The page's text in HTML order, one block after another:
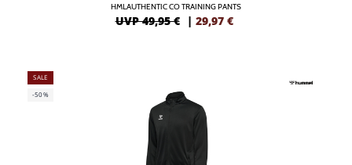
HMLAUTHENTIC CO TRAINING PANTS
UVP 49,95 € | 29,97 €
SALE
-50%